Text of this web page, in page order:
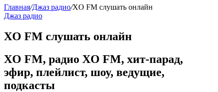
Главная/Джаз радио/XO FM слушать онлайн
Джаз радио
XO FM слушать онлайн
XO FM, радио XO FM, хит-парад,
эфир, плейлист, шоу, ведущие,
подкасты